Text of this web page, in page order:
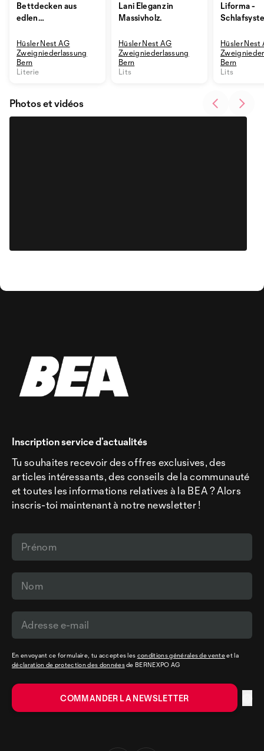
Bettdecken aus
edlen
Hüsler Nest AG
Zweigniederlassung
Bern
Literie
Lani Eleganz in
Massivholz.
Hüsler Nest AG
Zweigniederlassung
Bern
Lits
Liforma -
Hüsler Nest
Bern
Lits
Photos et vidéos
Inscription service d’actualités
Tu souhaites recevoir des offres exclusives, des
articles intéressants, des conseils de la communauté
et toutes les informations relatives à la BEA ? Alors
inscris-toi maintenant à notre newsletter !
En envoyant ce formulaire, tu acceptes les conditions générales de venteet la
déclaration de protection des donnéesde BERNEXPO AG